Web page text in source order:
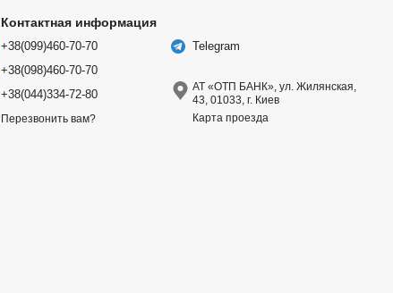
Контактная информация
+38(099)460-70-70
+38(098)460-70-70
+38(044)334-72-80
Перезвонить вам?
Telegram
АТ «ОТП БАНК», ул. Жилянская,
43, 01033, г. Киев
Карта проезда